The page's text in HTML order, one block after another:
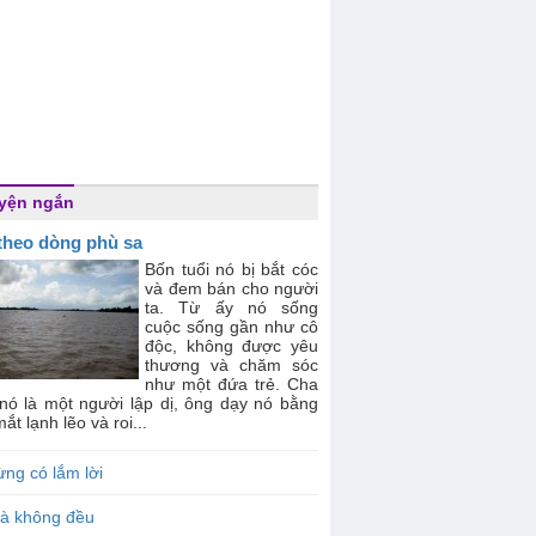
ngắn
dòng phù sa
Bốn tuổi nó bị bắt cóc
và đem bán cho người
ta. Từ ấy nó sống
cuộc sống gần như cô
độc, không được yêu
thương và chăm sóc
như một đứa trẻ. Cha
là một người lập dị, ông dạy nó bằng
lạnh lẽo và roi...
có lắm lời
không đều